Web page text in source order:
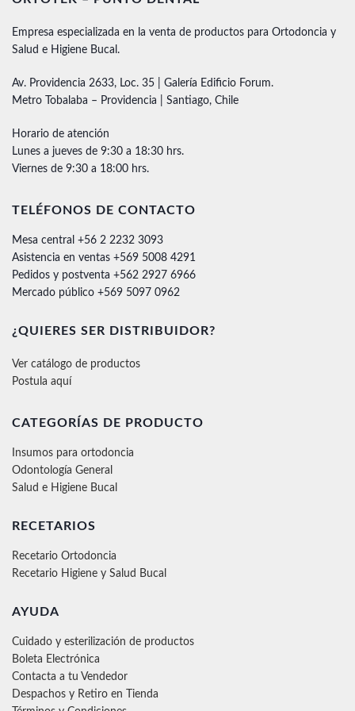
Empresa especializada en la venta de productos para Ortodoncia y
Salud e Higiene Bucal.
Av. Providencia 2633, Loc. 35 | Galería Edificio Forum.
Metro Tobalaba – Providencia | Santiago, Chile
Horario de atención
Lunes a jueves de 9:30 a 18:30 hrs.
Viernes de 9:30 a 18:00 hrs.
TELÉFONOS DE CONTACTO
Mesa central +56 2 2232 3093
Asistencia en ventas +569 5008 4291
Pedidos y postventa +562 2927 6966
Mercado público +569 5097 0962
¿QUIERES SER DISTRIBUIDOR?
Ver catálogo de productos
Postula aquí
CATEGORÍAS DE PRODUCTO
Insumos para ortodoncia
Odontología General
Salud e Higiene Bucal
RECETARIOS
Recetario Ortodoncia
Recetario Higiene y Salud Bucal
AYUDA
Cuidado y esterilización de productos
Boleta Electrónica
Contacta a tu Vendedor
Despachos y Retiro en Tienda